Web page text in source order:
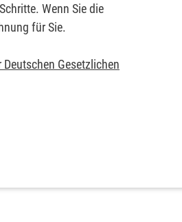
Wenn Sie die
für Sie.
Gesetzlichen